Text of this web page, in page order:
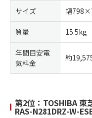
サイズ 幅
質量 15.5kg
年間目安電
気料金
約
第2位：TOSHIBA 東
RAS-N281DRZ-W-